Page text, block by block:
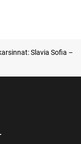
Slavia Sofia –